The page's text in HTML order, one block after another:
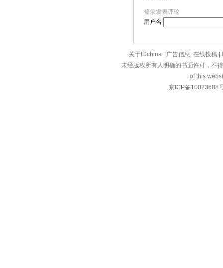
登录发表评论
用户名
关于IDchina 广告信息 在线投稿
未经版权所有人明确的书面许可，不
of this
京ICP备10023688